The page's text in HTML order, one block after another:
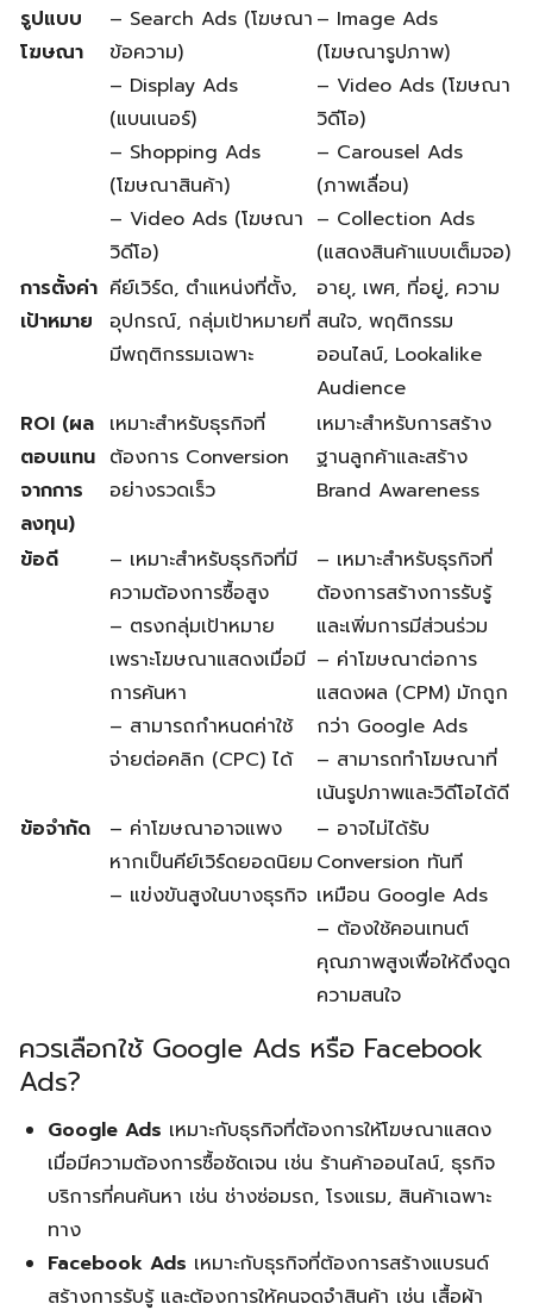
รูปแบบ
โฆษณา
– Search Ads (โฆษณา
ข้อความ)
– Display Ads
(แบนเนอร์)
– Shopping Ads
(โฆษณาสินค้า)
– Video Ads (โฆษณา
วิดีโอ)
– Image Ads
(โฆษณารูปภาพ)
– Video Ads (โฆษณา
วิดีโอ)
– Carousel Ads
(ภาพเลื่อน)
– Collection Ads
(แสดงสินค้าแบบเต็มจอ)
การตั้งค่า
เป้าหมาย
คีย์เวิร์ด, ตำแหน่งที่ตั้ง,
อุปกรณ์, กลุ่มเป้าหมายที่
มีพฤติกรรมเฉพาะ
อายุ, เพศ, ที่อยู่, ความ
สนใจ, พฤติกรรม
ออนไลน์, Lookalike
Audience
ROI (ผล
ตอบแทน
จากการ
ลงทุน)
เหมาะสำหรับธุรกิจที่
ต้องการ Conversion
อย่างรวดเร็ว
เหมาะสำหรับการสร้าง
ฐานลูกค้าและสร้าง
Brand Awareness
ข้อดี
– เหมาะสำหรับธุรกิจที่มี
ความต้องการซื้อสูง
– ตรงกลุ่มเป้าหมาย
เพราะโฆษณาแสดงเมื่อมี
การค้นหา
– สามารถกำหนดค่าใช้
จ่ายต่อคลิก (CPC) ได้
– เหมาะสำหรับธุรกิจที่
ต้องการสร้างการรับรู้
และเพิ่มการมีส่วนร่วม
– ค่าโฆษณาต่อการ
แสดงผล (CPM) มักถูก
กว่า Google Ads
– สามารถทำโฆษณาที่
เน้นรูปภาพและวิดีโอได้ดี
ข้อจำกัด
– ค่าโฆษณาอาจแพง
หากเป็นคีย์เวิร์ดยอดนิยม
– แข่งขันสูงในบางธุรกิจ
– อาจไม่ได้รับ
Conversion ทันที
เหมือน Google Ads
– ต้องใช้คอนเทนต์
คุณภาพสูงเพื่อให้ดึงดูด
ความสนใจ
ควรเลือกใช้ Google Ads หรือ Facebook
Ads?
Google Ads เหมาะกับธุรกิจที่ต้องการให้โฆษณาแสดง
เมื่อมีความต้องการซื้อชัดเจน เช่น ร้านค้าออนไลน์, ธุรกิจ
บริการที่คนค้นหา เช่น ช่างซ่อมรถ, โรงแรม, สินค้าเฉพาะ
ทาง
Facebook Ads เหมาะกับธุรกิจที่ต้องการสร้างแบรนด์
สร้างการรับรู้ และต้องการให้คนจดจำสินค้า เช่น เสื้อผ้า